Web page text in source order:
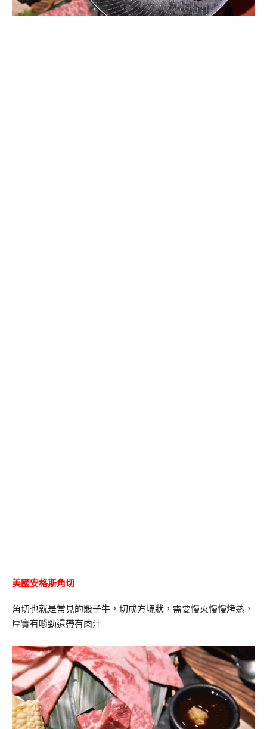
美國安格斯角切
角切也就是常見的骰子牛，切成方塊狀，需要慢火慢慢烤熟，
厚實有嚼勁還帶有肉汁